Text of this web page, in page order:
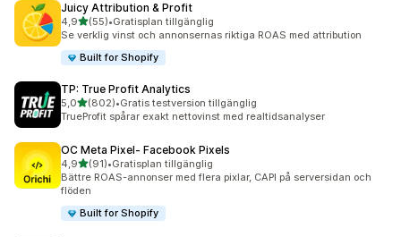
Juicy Attribution & Profit
4,9av 5 stjärnor
(55)
55 recensioner totalt
•Gratisplan tillgänglig
Se verklig vinst och annonsernas riktiga ROAS med attribution
Built for Shopify
TP: True Profit Analytics
5,0av 5 stjärnor
(802)
802 recensioner totalt
•Gratis testversion tillgänglig
TrueProfit spårar exakt nettovinst med realtidsanalyser
OC Meta Pixel‑ Facebook Pixels
4,9av 5 stjärnor
(91)
91 recensioner totalt
•Gratisplan tillgänglig
Bättre ROAS-annonser med flera pixlar, CAPI på serversidan och
flöden
Built for Shopify